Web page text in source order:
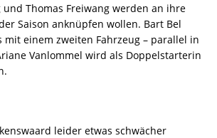
Thomas Freiwang werden an ihre
Saison anknüpfen wollen. Bart Bel
einem zweiten Fahrzeug – parallel in
Vanlommel wird als Doppelstarterin
leider etwas schwächer